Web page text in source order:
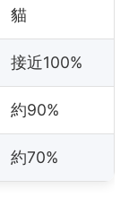
貓
接近100%
約90%
約70%